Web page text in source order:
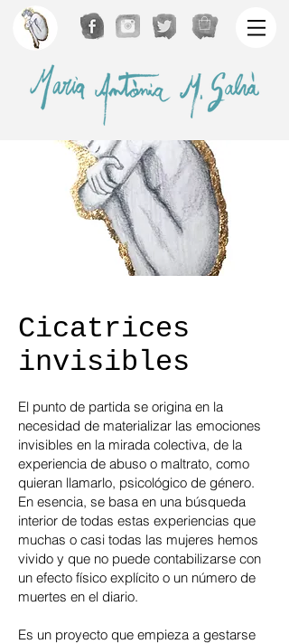
Cicatrices
invisibles
El punto de partida se origina en la
necesidad de materializar las emociones
invisibles en la mirada colectiva, de la
experiencia de abuso o maltrato, como
quieran llamarlo, psicológico de género.
En esencia, se basa en una búsqueda
interior de todas estas experiencias que
muchas o casi todas las mujeres hemos
vivido y que no puede contabilizarse con
un efecto físico explícito o un número de
muertes en el diario.
Es un proyecto que empieza a gestarse